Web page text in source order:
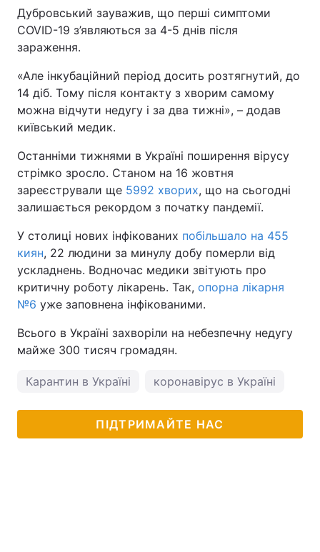
Дубровський зауважив, що перші симптоми
COVID-19 з’являються за 4-5 днів після
зараження.
«Але інкубаційний період досить розтягнутий, до
14 діб. Тому після контакту з хворим самому
можна відчути недугу і за два тижні», – додав
київський медик.
Останніми тижнями в Україні поширення вірусу
стрімко зросло. Станом на 16 жовтня
зареєстрували ще 5992 хворих, що на сьогодні
залишається рекордом з початку пандемії.
У столиці нових інфікованих побільшало на 455
киян, 22 людини за минулу добу померли від
ускладнень. Водночас медики звітують про
критичну роботу лікарень. Так, опорна лікарня
№6 уже заповнена інфікованими.
Всього в Україні захворіли на небезпечну недугу
майже 300 тисяч громадян.
Карантин в Україні коронавірус в Україні
ПІДТРИМАЙТЕ НАС